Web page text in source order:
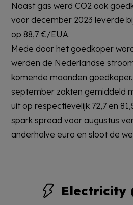
Naast gas werd CO2 ook
voor december 2023 leverde
op 88,7 €/EUA.
Mede door het goedkoper
werden de Nederlandse
komende maanden
september zakten gemiddeld
uit op respectievelijk 72,7 en
spark spread voor augustus
anderhalve euro en sloot de
Electricity